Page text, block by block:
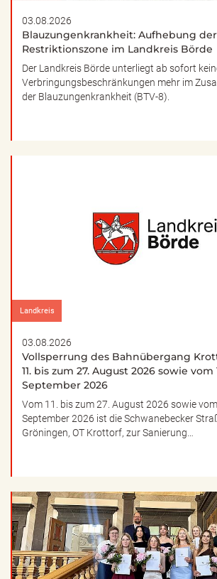
03.08.2026
Blauzungenkrankheit: Aufhebung der
Restriktionszone im Landkreis Börde
Der Landkreis Börde unterliegt ab sofort
Verbringungsbeschränkungen mehr im
der Blauzungenkrankheit (BTV-8).
Landkreis
03.08.2026
Vollsperrung des Bahnübergang
11. bis zum 27. August 2026 sowie vom
September 2026
Vom 11. bis zum 27. August 2026 sowie
September 2026 ist die Schwanebecker
Gröningen, OT Krottorf, zur Sanierung…